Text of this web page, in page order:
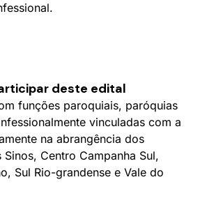
deste edital
funções paroquiais, paróquias
vinculadas com a
na abrangência dos
Sinos, Centro Campanha Sul,
Sul Rio-grandense e Vale do